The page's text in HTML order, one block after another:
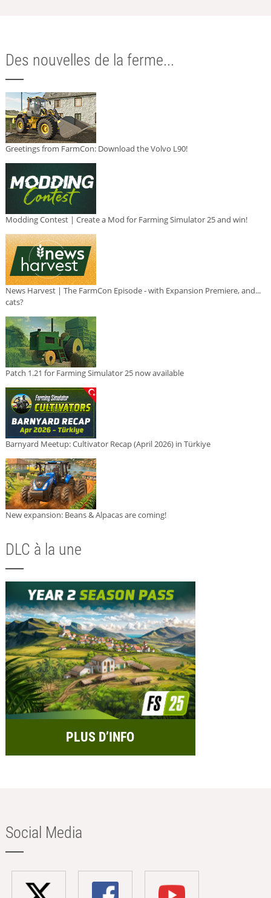
Des nouvelles de la ferme...
Greetings from FarmCon: Download the Volvo L90!
Modding Contest | Create a Mod for Farming Simulator 25 and win!
News Harvest | The FarmCon Episode - with Expansion Premiere, and...
cats?
Patch 1.21 for Farming Simulator 25 now available
Barnyard Meetup: Cultivator Recap (April 2026) in Türkiye
New expansion: Beans & Alpacas are coming!
DLC à la une
PLUS D’INFO
Social Media